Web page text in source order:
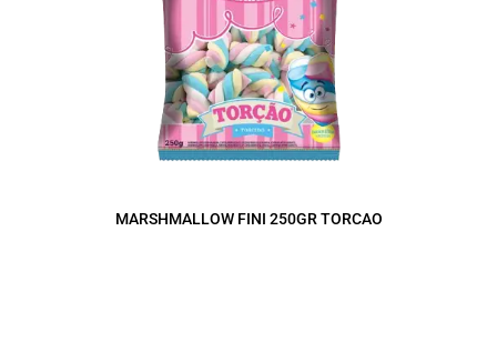
MARSHMALLOW FINI 250GR TORCAO